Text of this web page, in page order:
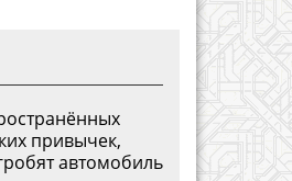
привычек,
автомобиль